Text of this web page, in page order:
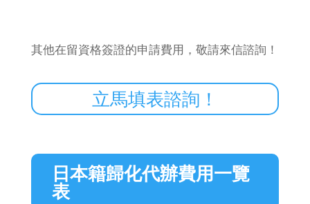
其他在留資格簽證的申請費用，敬請來信諮詢！
立馬填表諮詢！
日本籍歸化代辦費用一覽
表